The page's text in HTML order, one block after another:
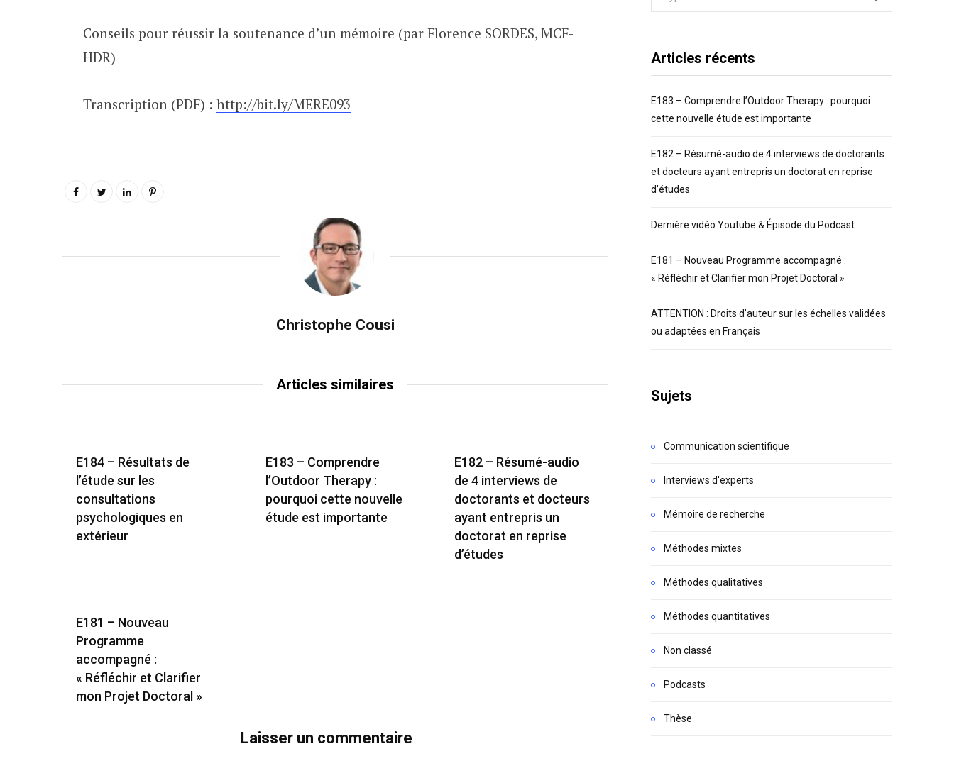
augmenter
Conseils pour réussir la soutenance d’un mémoire (par Florence SORDES, MCF-
HDR)
Transcription (PDF) : http://bit.ly/MERE093
Christophe Cousi
Articles similaires
E184 – Résultats de
l’étude sur les
consultations
psychologiques en
extérieur
E183 – Comprendre
l’Outdoor Therapy :
pourquoi cette nouvelle
étude est importante
E182 – Résumé-audio
de 4 interviews de
doctorants et docteurs
ayant entrepris un
doctorat en reprise
d’études
E181 – Nouveau
Programme
accompagné :
« Réfléchir et Clarifier
mon Projet Doctoral »
Laisser un commentaire
Articles récents
E183 – Comprendre l’Outdoor Therapy : pourquoi
cette nouvelle étude est importante
E182 – Résumé-audio de 4 interviews de doctorants
et docteurs ayant entrepris un doctorat en reprise
d’études
Dernière vidéo Youtube & Épisode du Podcast
E181 – Nouveau Programme accompagné :
« Réfléchir et Clarifier mon Projet Doctoral »
ATTENTION : Droits d’auteur sur les échelles validées
ou adaptées en Français
Sujets
Communication scientifique
Interviews d'experts
Mémoire de recherche
Méthodes mixtes
Méthodes qualitatives
Méthodes quantitatives
Non classé
Podcasts
Thèse